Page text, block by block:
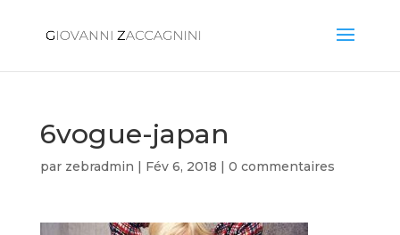
6vogue-japan
par zebradmin | Fév 6, 2018 | 0 commentaires